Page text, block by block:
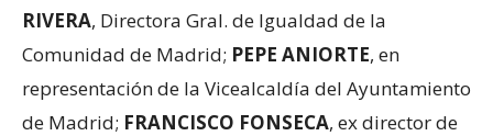
RIVERA, Directora Gral. de Igualdad de la
Comunidad de Madrid; PEPE ANIORTE, en
representación de la Vicealcaldía del Ayuntamiento
de Madrid; FRANCISCO FONSECA, ex director de